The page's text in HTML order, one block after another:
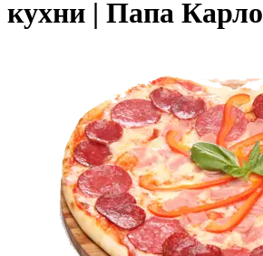
кухни | Папа Карло